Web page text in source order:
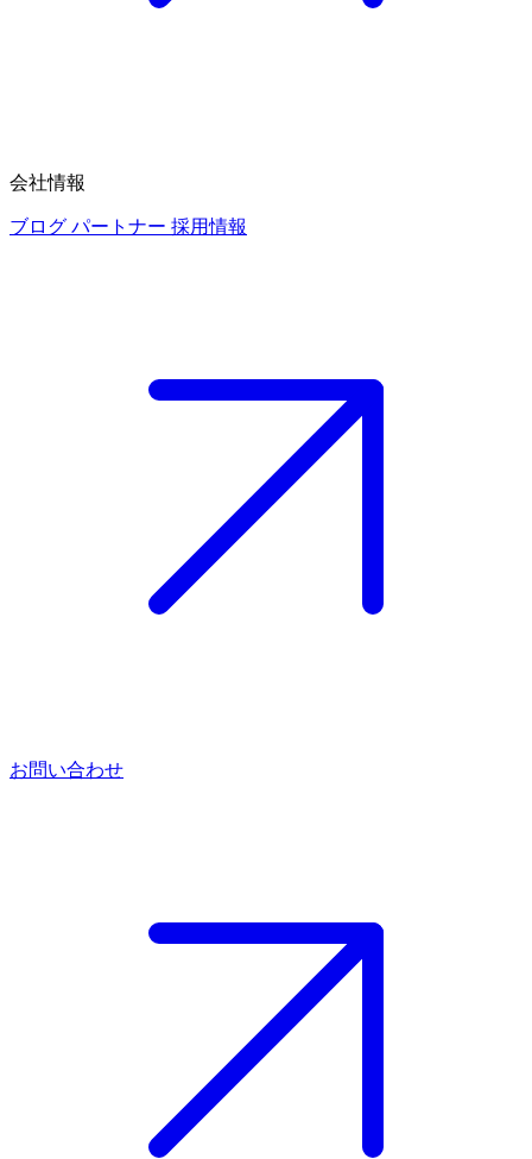
会社情報
ブログ パートナー 採用情報
お問い合わせ